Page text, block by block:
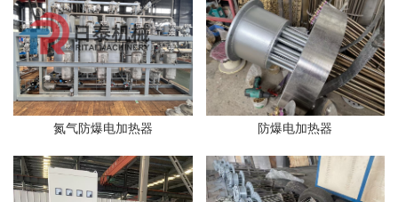
氮气防爆电加热器 防爆电加热器